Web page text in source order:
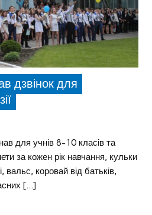
дзвінок для
для учнів 8-10 класів та
за кожен рік навчання, кульки
вальс, коровай від батьків,
[…]